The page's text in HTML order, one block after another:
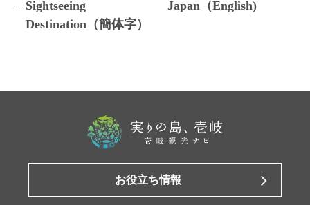
Sightseeing
Destination（簡体字）
Japan（English)
お役立ち情報